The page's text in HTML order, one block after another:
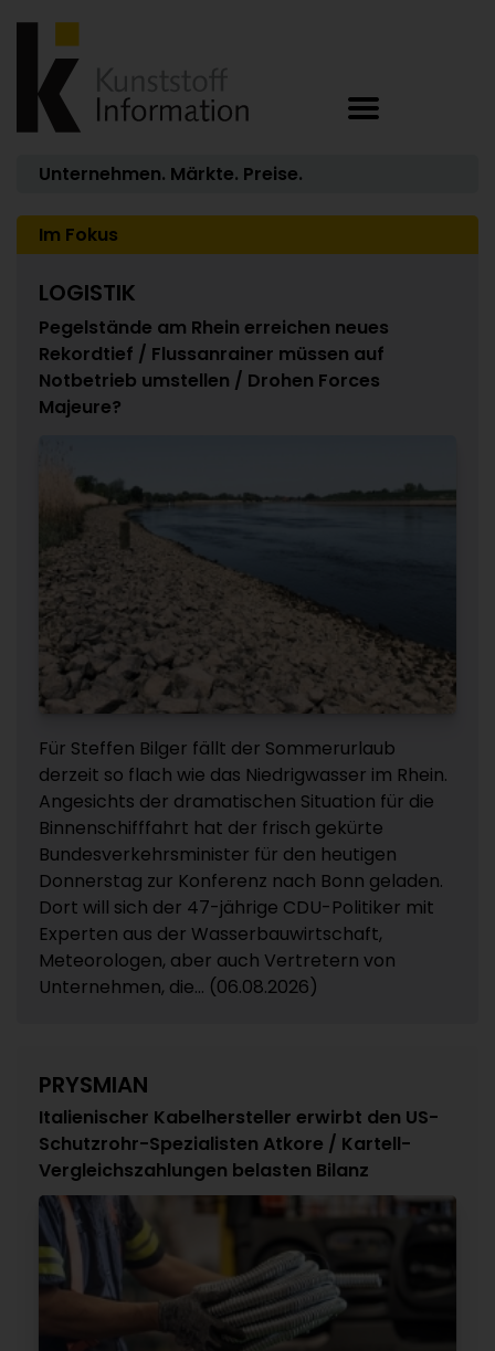
Unternehmen. Märkte. Preise.
Im Fokus
LOGISTIK
Pegelstände am Rhein erreichen neues
Rekordtief / Flussanrainer müssen auf
Notbetrieb umstellen / Drohen Forces
Majeure?
Für Steffen Bilger fällt der Sommerurlaub
derzeit so flach wie das Niedrigwasser im Rhein.
Angesichts der dramatischen Situation für die
Binnenschifffahrt hat der frisch gekürte
Bundesverkehrsminister für den heutigen
Donnerstag zur Konferenz nach Bonn geladen.
Dort will sich der 47-jährige CDU-Politiker mit
Experten aus der Wasserbauwirtschaft,
Meteorologen, aber auch Vertretern von
Unternehmen, die... (06.08.2026)
PRYSMIAN
Italienischer Kabelhersteller erwirbt den US-
Schutzrohr-Spezialisten Atkore / Kartell-
Vergleichszahlungen belasten Bilanz